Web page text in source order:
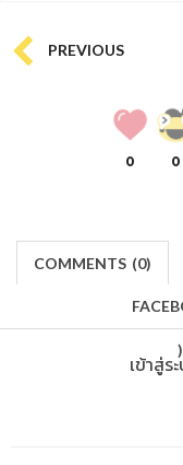
PREVIOUS
0 0
COMMENTS (0)
)
เข้าสู่